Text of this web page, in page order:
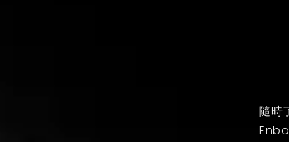
隨時